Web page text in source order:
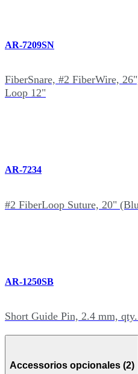
AR-7209SN
FiberSnare, #2 FiberWire,
Loop 12"
AR-7234
#2 FiberLoop Suture, 20"
AR-1250SB
Short Guide Pin, 2.4 mm,
Accessorios opcionales (2)